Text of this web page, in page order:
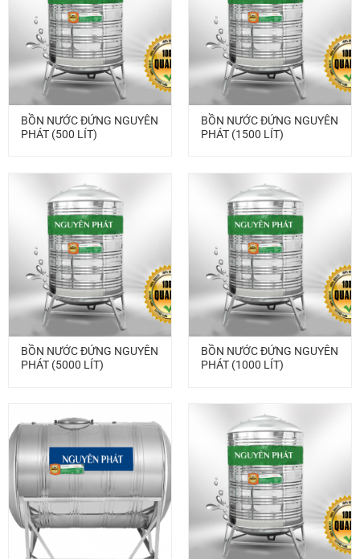
BỒN NƯỚC ĐỨNG NGUYÊN
PHÁT (500 LÍT)
BỒN NƯỚC ĐỨNG NGUYÊN
PHÁT (1500 LÍT)
BỒN NƯỚC ĐỨNG NGUYÊN
PHÁT (5000 LÍT)
BỒN NƯỚC ĐỨNG NGUYÊN
PHÁT (1000 LÍT)